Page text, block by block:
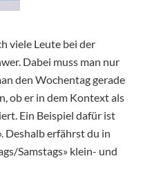
viele Leute bei der
Dabei muss man nur
den Wochentag gerade
ob er in dem Kontext als
Ein Beispiel dafür ist
Deshalb erfährst du in
Samstags» klein- und